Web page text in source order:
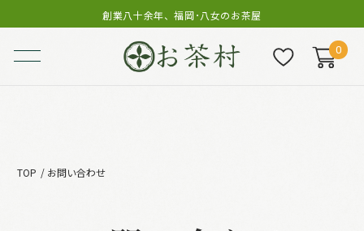
創業八十余年、福岡･八女のお茶屋
0
TOP お問い合わせ